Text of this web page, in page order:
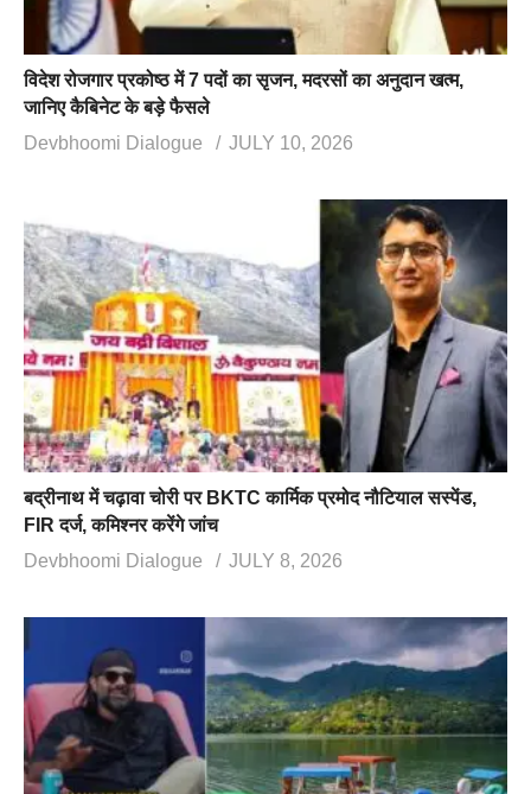
विदेश रोजगार प्रकोष्ठ में 7 पदों का सृजन, मदरसों का अनुदान खत्म,
जानिए कैबिनेट के बड़े फैसले
Devbhoomi Dialogue
JULY 10, 2026
बद्रीनाथ में चढ़ावा चोरी पर BKTC कार्मिक प्रमोद नौटियाल सस्पेंड,
FIR दर्ज, कमिश्नर करेंगे जांच
Devbhoomi Dialogue
JULY 8, 2026